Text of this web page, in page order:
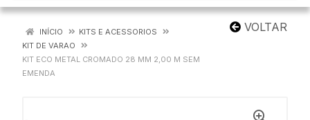
VOLTAR
INÍCIO
KITS E ACESSORIOS
KIT DE VARAO
KIT ECO METAL CROMADO 28 MM 2,00 M SEM
EMENDA